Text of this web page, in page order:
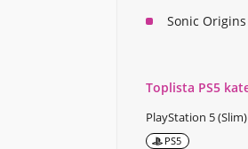
Sonic
Toplista PS5
PlayStation 5
PS5